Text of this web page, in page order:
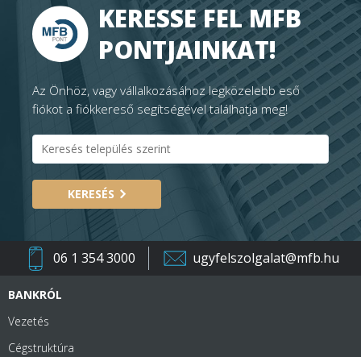
KERESSE FEL MFB
PONTJAINKAT!
Az Önhöz, vagy vállalkozásához legközelebb eső
fiókot a fiókkereső segítségével találhatja meg!
KERESÉS
06 1 354 3000 ugyfelszolgalat@mfb.hu
BANKRÓL
Vezetés
Cégstruktúra